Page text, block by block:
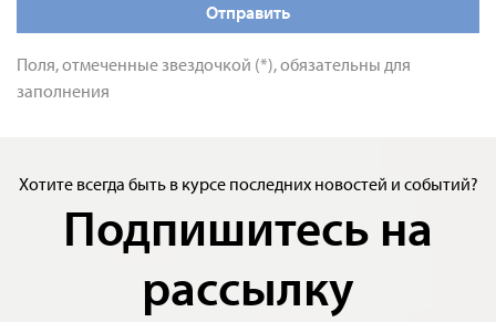
Отправить
Поля, отмеченные звездочкой (*), обязательны для
заполнения
Хотите всегда быть в курсе последних новостей и событий?
Подпишитесь на
рассылку